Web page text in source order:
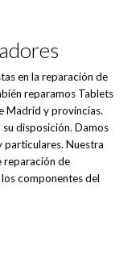
en la reparación de
reparamos Tablets
Madrid y provincias.
disposición. Damos
particulares. Nuestra
reparación de
componentes del